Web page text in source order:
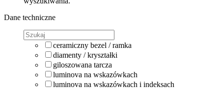
Dane techniczne
ceramiczny bezel / ramka
diamenty / kryształki
giloszowana tarcza
luminova na wskazówkach
luminova na wskazówkach i indeksach